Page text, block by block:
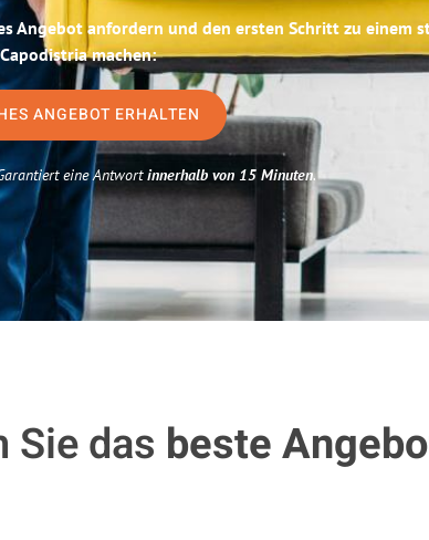
Angebot anfordern und den ersten Schritt zu einem
machen:
ANGEBOT ERHALTEN
eine Antwortinnerhalb von 15 Minuten.
Sie das beste